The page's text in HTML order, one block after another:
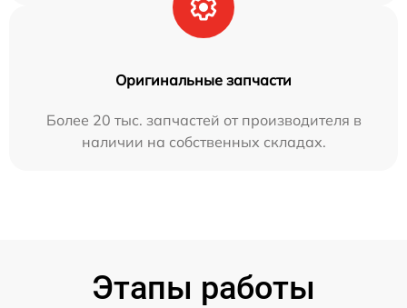
Оригинальные запчасти
Более 20 тыс. запчастей от производителя в
наличии на собственных складах.
Этапы работы